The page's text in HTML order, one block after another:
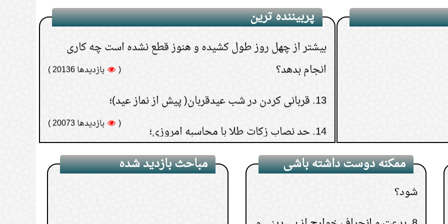
غیرازمکان اقامت زکات دهنده جایز است؟
پربیننده ترین
انجام بدهد؟
( بازدیدها 20136 )
13. قربانی کردن در شب عیدقربان( پیش از نماز عید)؛
( بازدیدها 20073 )
خود باطل می شود؟
( بازدیدها 16211 )
ممکنه دوست داشته باشی
5. چگونه می توانم با شرایط این چنینی
به تحصیل علوم دینی بپردازم؟
حکم گفتن دعای: ( خداوند رحمتش
کند) برای فردی که از دنیارفته است؛
آیا امکان دارد مکه دارالکفر نامیده
شود؟
8. بدعت و انحراف خوارج از بی دینی و
مباحث بازدید شده